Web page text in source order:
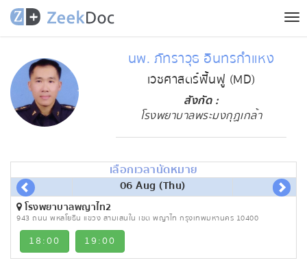
นพ. ภัทราวุธ อินทรกำแหง
เวชศาสตร์ฟื้นฟู (MD)
สังกัด :
โรงพยาบาลพระมงกุฏเกล้า
เลือกเวลานัดหมาย
06 Aug (Thu)
โรงพยาบาลพญาไท2
943 ถนน พหลโยธิน แขวง สามเสนใน เขต พญาไท กรุงเทพมหานคร 10400
18:00 19:00